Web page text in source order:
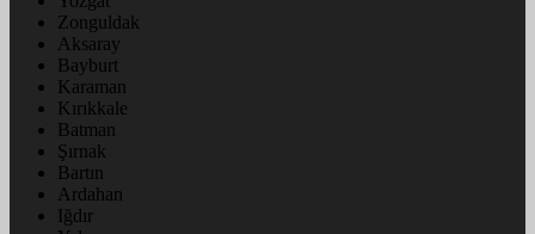
Zonguldak
Aksaray
Bayburt
Karaman
Kırıkkale
Batman
Şırnak
Bartın
Ardahan
Iğdır